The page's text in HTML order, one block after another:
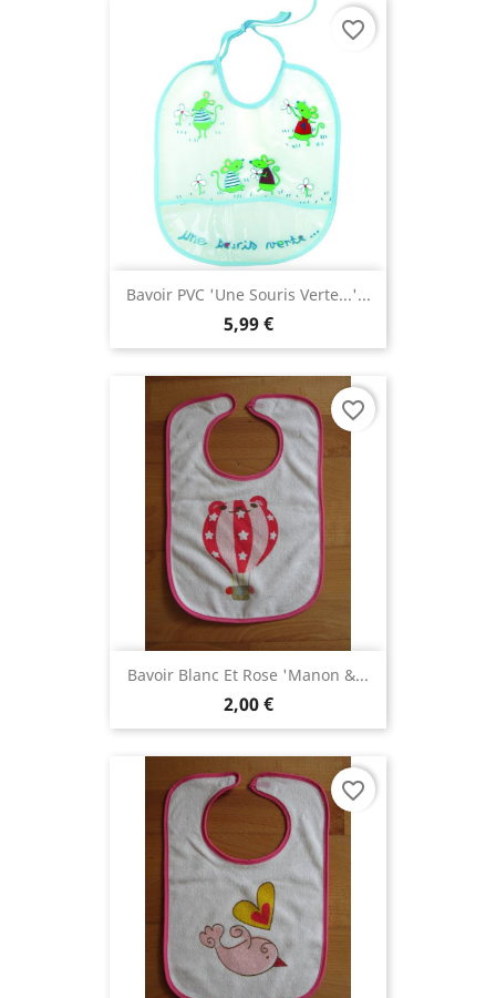
Bavoir PVC 'Une Souris Verte...'...
5,99 €
favorite_border
Bavoir Blanc Et Rose 'Manon &...
2,00 €
favorite_border
favorite_border